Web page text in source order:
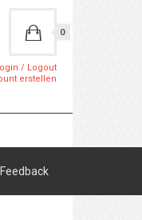
0
/ Logout
erstellen
Feedback